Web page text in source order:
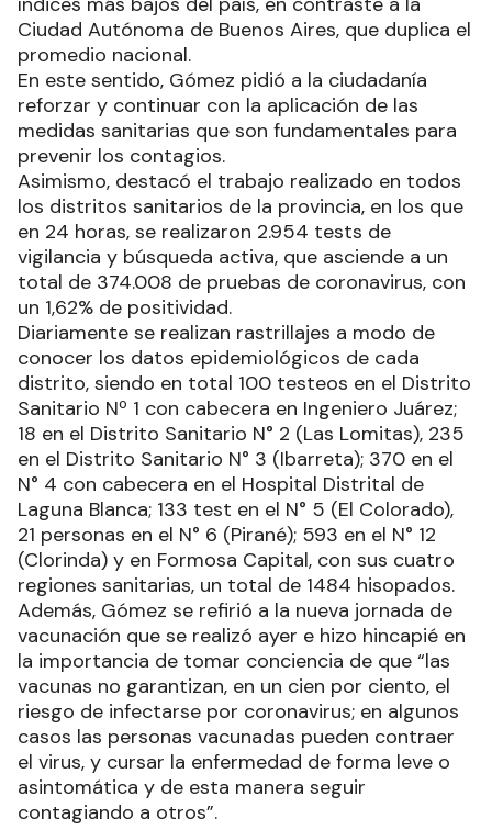
Ciudad Autónoma de Buenos Aires, que duplica el
promedio nacional.
En este sentido, Gómez pidió a la ciudadanía
reforzar y continuar con la aplicación de las
medidas sanitarias que son fundamentales para
prevenir los contagios.
Asimismo, destacó el trabajo realizado en todos
los distritos sanitarios de la provincia, en los que
en 24 horas, se realizaron 2.954 tests de
vigilancia y búsqueda activa, que asciende a un
total de 374.008 de pruebas de coronavirus, con
un 1,62% de positividad.
Diariamente se realizan rastrillajes a modo de
conocer los datos epidemiológicos de cada
distrito, siendo en total 100 testeos en el Distrito
Sanitario Nº 1 con cabecera en Ingeniero Juárez;
18 en el Distrito Sanitario N° 2 (Las Lomitas), 235
en el Distrito Sanitario N° 3 (Ibarreta); 370 en el
N° 4 con cabecera en el Hospital Distrital de
Laguna Blanca; 133 test en el N° 5 (El Colorado),
21 personas en el N° 6 (Pirané); 593 en el N° 12
(Clorinda) y en Formosa Capital, con sus cuatro
regiones sanitarias, un total de 1484 hisopados.
Además, Gómez se refirió a la nueva jornada de
vacunación que se realizó ayer e hizo hincapié en
la importancia de tomar conciencia de que “las
vacunas no garantizan, en un cien por ciento, el
riesgo de infectarse por coronavirus; en algunos
casos las personas vacunadas pueden contraer
el virus, y cursar la enfermedad de forma leve o
asintomática y de esta manera seguir
contagiando a otros”.